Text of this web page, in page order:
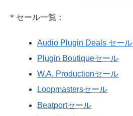
＊セール一覧：
Audio Plugin Deals セール
Plugin Boutiqueセール
W.A. Productionセール
Loopmastersセール
Beatportセール